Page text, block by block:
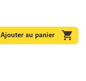
Ajouter au panier 